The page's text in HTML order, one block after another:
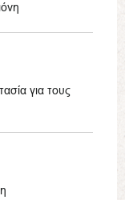
για τους